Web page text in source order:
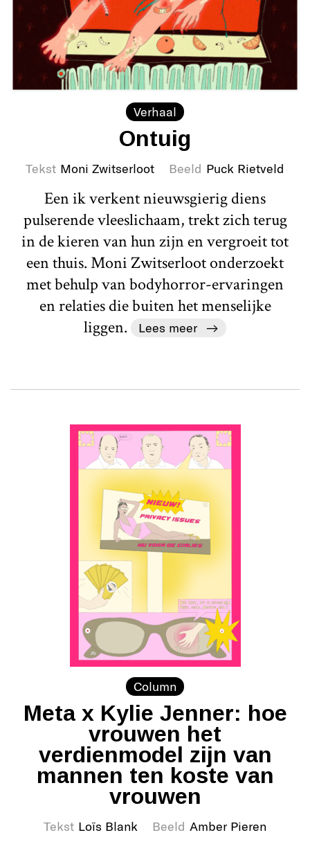
Verhaal
Ontuig
Tekst Moni Zwitserloot Beeld Puck Rietveld
Een ik verkent nieuwsgierig diens
pulserende vleeslichaam, trekt zich terug
in de kieren van hun zijn en vergroeit tot
een thuis. Moni Zwitserloot onderzoekt
met behulp van bodyhorror-ervaringen
en relaties die buiten het menselijke
liggen.
Lees meer
Column
Meta x Kylie Jenner: hoe
vrouwen het
verdienmodel zijn van
mannen ten koste van
vrouwen
Tekst Loïs Blank Beeld Amber Pieren